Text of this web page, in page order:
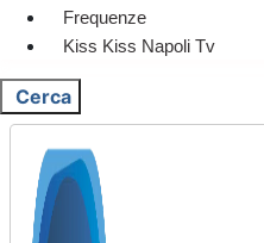
Frequenze
Kiss Kiss Napoli Tv
Cerca